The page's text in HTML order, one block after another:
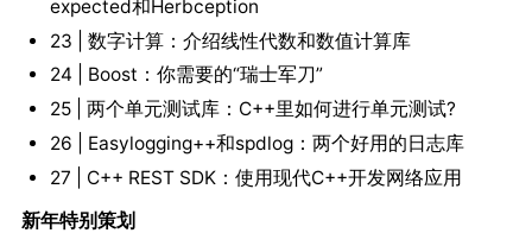
expected和Herbception
23 | 数字计算：介绍线性代数和数值计算库
24 | Boost：你需要的“瑞士军刀”
25 | 两个单元测试库：C++里如何进行单元测试?
26 | Easylogging++和spdlog：两个好用的日志库
27 | C++ REST SDK：使用现代C++开发网络应用
新年特别策划